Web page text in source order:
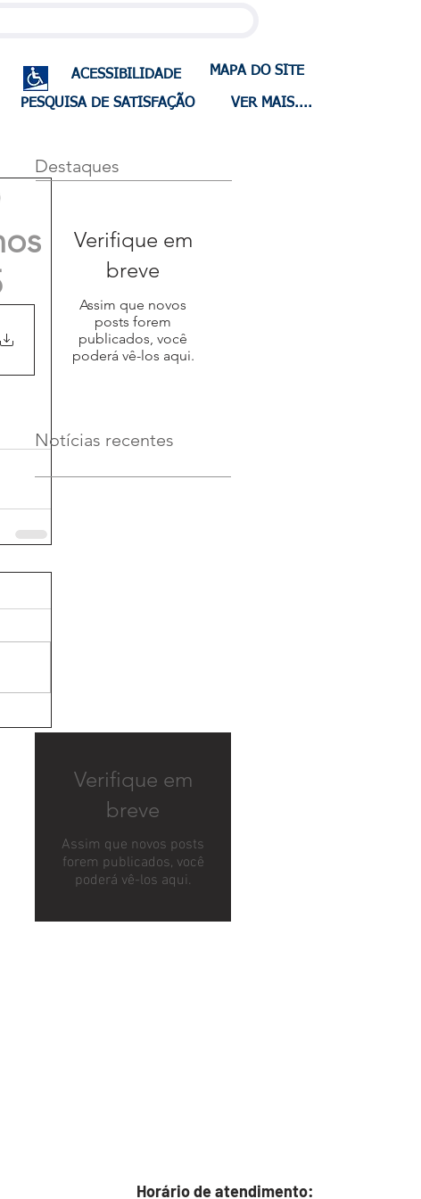
ACESSIBILIDADE MAPA DO SITE
PESQUISA DE SATISFAÇÃO VER MAIS....
Destaques
Verifique em
breve
Assim que novos
posts forem
publicados, você
poderá vê-los aqui.
Notícias recentes
Verifique em
breve
Assim que novos posts
forem publicados, você
poderá vê-los aqui.
Horário de atendimento: